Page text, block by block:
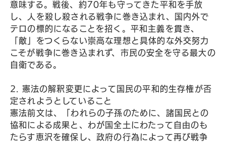
意味する。戦後、約70年も守ってきた平和を手放
し、人を殺し殺される戦争に巻き込まれ、国内外で
テロの標的になることを招く。平和主義を貫き、
「敵」をつくらない崇高な理想と具体的な外交努力
こそが戦争に巻き込まれず、市民の安全を守る最大の
自衛である。
2. 憲法の解釈変更によって国民の平和的生存権が否
定されようとしていること
憲法前文は、「われらの子孫のために、諸国民との
協和による成果と、わが国全土にわたって自由のも
たらす恵沢を確保し、政府の行為によって再び戦争